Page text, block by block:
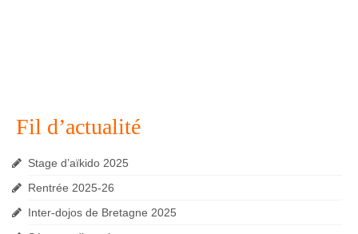
Fil d’actualité
Stage d’aïkido 2025
Rentrée 2025-26
Inter-dojos de Bretagne 2025